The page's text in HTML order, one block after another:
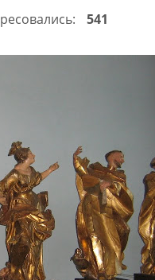
541